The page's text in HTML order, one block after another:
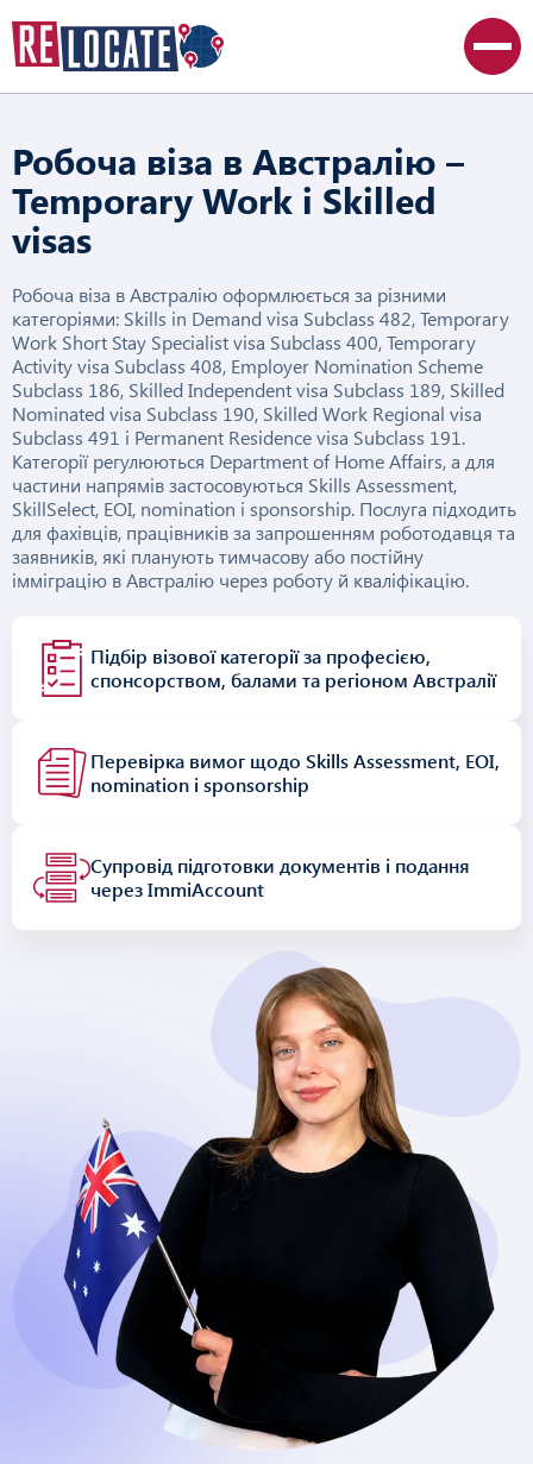
Робоча віза в Австралію –
Temporary Work і Skilled
visas
Робоча віза в Австралію оформлюється за різними
категоріями: Skills in Demand visa Subclass 482, Temporary
Work Short Stay Specialist visa Subclass 400, Temporary
Activity visa Subclass 408, Employer Nomination Scheme
Subclass 186, Skilled Independent visa Subclass 189, Skilled
Nominated visa Subclass 190, Skilled Work Regional visa
Subclass 491 і Permanent Residence visa Subclass 191.
Категорії регулюються Department of Home Affairs, а для
частини напрямів застосовуються Skills Assessment,
SkillSelect, EOI, nomination і sponsorship. Послуга підходить
для фахівців, працівників за запрошенням роботодавця та
заявників, які планують тимчасову або постійну
імміграцію в Австралію через роботу й кваліфікацію.
Підбір візової категорії за професією,
спонсорством, балами та регіоном Австралії
Перевірка вимог щодо Skills Assessment, EOI,
nomination і sponsorship
Супровід підготовки документів і подання
через ImmiAccount